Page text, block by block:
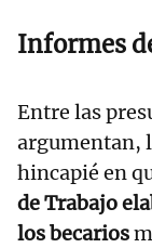
Informes
Entre las
argumentan,
hincapié en
de Trabajo
los becarios